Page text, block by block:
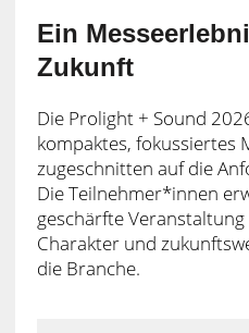
Ein
Zukunft
Die Prolight + Sound
kompaktes, fokussiertes
zugeschnitten auf die
Die Teilnehmer*innen
geschärfte
Charakter und
die Branche.